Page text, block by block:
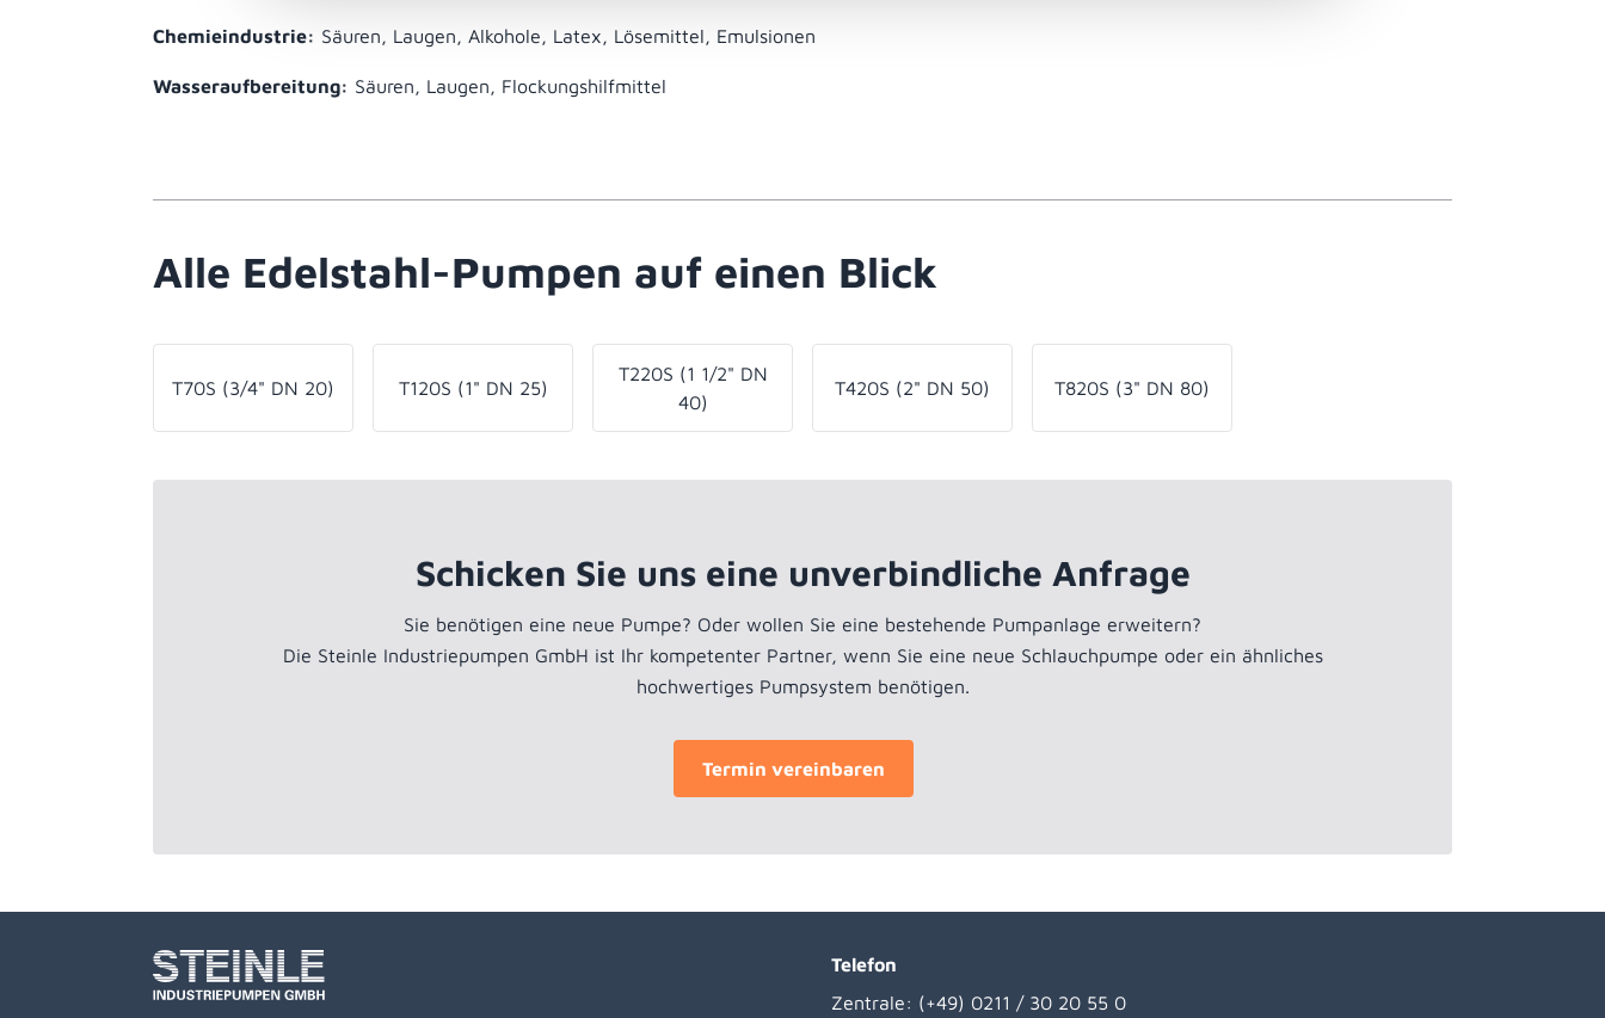
Chemieindustrie: Säuren, Laugen, Alkohole, Latex, Lösemittel, Emulsionen
Wasseraufbereitung: Säuren, Laugen, Flockungshilfmittel
Alle Edelstahl-Pumpen auf einen Blick
T70S (3/4" DN 20) T120S (1" DN 25)
T220S (1 1/2" DN
40)
T420S (2" DN 50) T820S (3" DN 80)
Schicken Sie uns eine unverbindliche Anfrage
Sie benötigen eine neue Pumpe? Oder wollen Sie eine bestehende Pumpanlage erweitern?
Die Steinle Industriepumpen GmbH ist Ihr kompetenter Partner, wenn Sie eine neue Schlauchpumpe oder ein ähnliches
hochwertiges Pumpsystem benötigen.
Termin vereinbaren
Telefon
Zentrale: (+49) 0211 / 30 20 55 0